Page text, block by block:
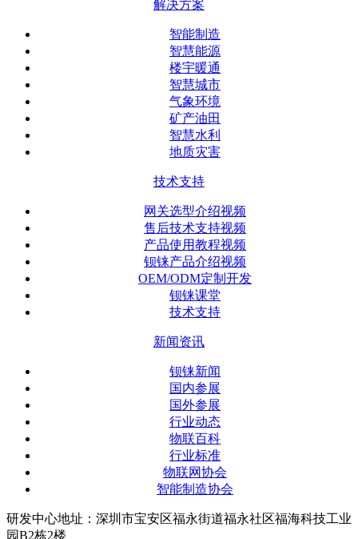
解决方案
智能制造
智慧能源
楼宇暖通
智慧城市
气象环境
矿产油田
智慧水利
地质灾害
技术支持
网关选型介绍视频
售后技术支持视频
产品使用教程视频
钡铼产品介绍视频
OEM/ODM定制开发
钡铼课堂
技术支持
新闻资讯
钡铼新闻
国内参展
国外参展
行业动态
物联百科
行业标准
物联网协会
智能制造协会
研发中心地址：深圳市宝安区福永街道福永社区福海科技工业
园B2栋2楼